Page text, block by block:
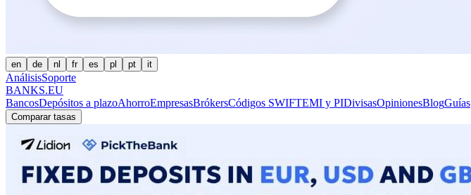
en de nl fr es pl pt it
AnálisisSoporte
BANKS.EU
BancosDepósitos a plazoAhorroEmpresasBrókersCódigos SWIFTEMI y PIDivisasOpinionesBlogGuías
Comparar tasas